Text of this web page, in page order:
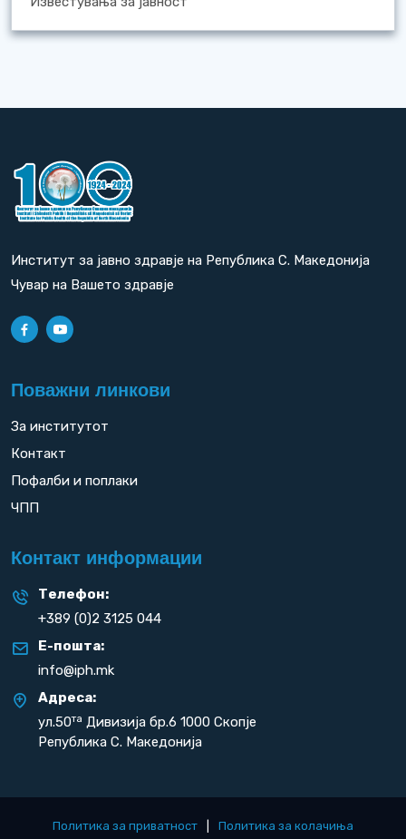
Институт за јавно здравје на Република С. Македонија
Чувар на Вашето здравје
Поважни линкови
За институтот
Контакт
Пофалби и поплаки
ЧПП
Контакт информации
Телефон:
+389 (0)2 3125 044
Е-пошта:
info@iph.mk
Адреса:
ул.50та Дивизија бр.6 1000 Скопје
Република С. Македонија
Политика за приватност Политика за колачиња